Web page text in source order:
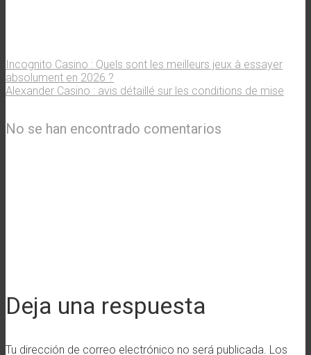
Incognito Casino : Quels sont les meilleurs jeux à essayer
absolument en 2026 ?
Alexander Casino : avis détaillé sur les conditions de mise
No se han encontrado comentarios
Deja una respuesta
Tu dirección de correo electrónico no será publicada. Los